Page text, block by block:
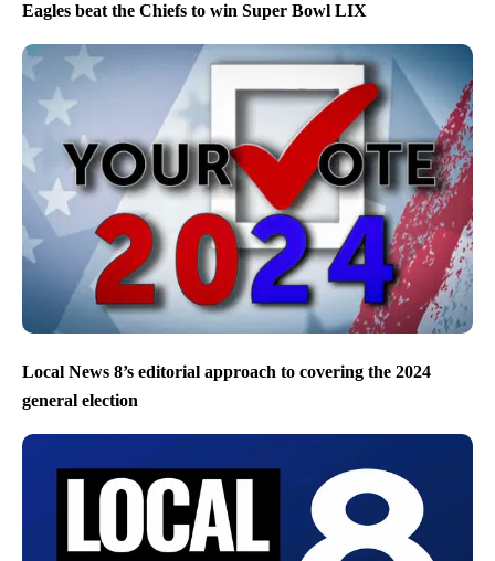
Eagles beat the Chiefs to win Super Bowl LIX
Local News 8’s editorial approach to covering the 2024
general election